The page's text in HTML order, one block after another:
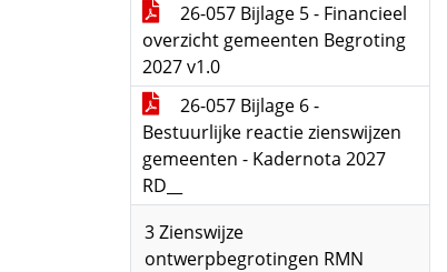
26-057 Bijlage 5 - Financieel
overzicht gemeenten Begroting
2027 v1.0
26-057 Bijlage 6 -
Bestuurlijke reactie zienswijzen
gemeenten - Kadernota 2027
RD__
3 Zienswijze
ontwerpbegrotingen RMN